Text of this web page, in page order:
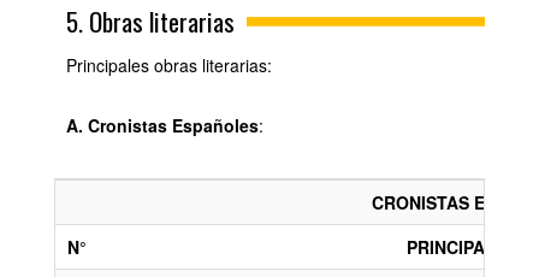
5. Obras literarias
Principales obras literarias:
A. Cronistas Españoles:
CRONISTAS
N°
PRINCIPALES